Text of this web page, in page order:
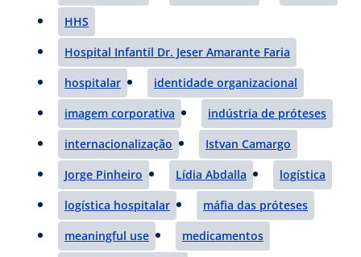
HHS
Hospital Infantil Dr. Jeser Amarante Faria
hospitalar
identidade organizacional
imagem corporativa
indústria de próteses
internacionalização
Istvan Camargo
Jorge Pinheiro
Lídia Abdalla
logística
logística hospitalar
máfia das próteses
meaningful use
medicamentos